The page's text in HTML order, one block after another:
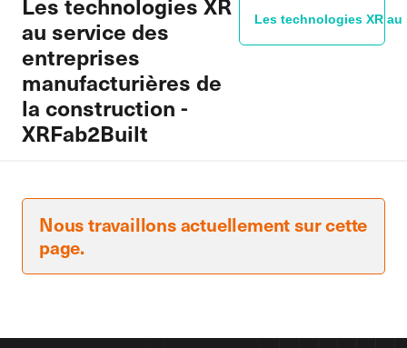
au service des
entreprises
manufacturières de
la construction -
XRFab2Built
Les technologies XR
Nous travaillons actuellement sur cette
page.